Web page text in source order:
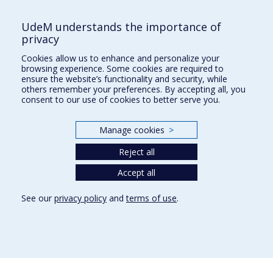
École d'architecture
École de design
École d'urbanisme et d'architecture de paysage
Plan du site
UdeM understands the importance of
privacy
Cookies allow us to enhance and personalize your
browsing experience. Some cookies are required to
ensure the website’s functionality and security, while
others remember your preferences. By accepting all, you
consent to our use of cookies to better serve you.
Manage cookies >
Reject all
Accept all
See our privacy policy andterms of use.